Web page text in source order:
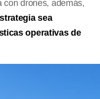
con drones, además,
sea
operativas de